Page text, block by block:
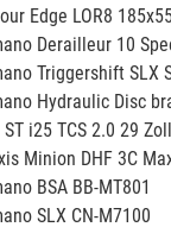
Edge LOR8
Derailleur 10
Triggershift SLX
Hydraulic Disc
ST i25 TCS 2.0 29 Zoll
Minion DHF 3C
BSA BB-MT801
SLX CN-M7100